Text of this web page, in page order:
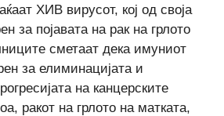
ХИВ вирусот, кој од своја
за појавата на рак на грлото
сметаат дека имуниот
за елиминацијата и
на канцерските
ракот на грлото на матката,